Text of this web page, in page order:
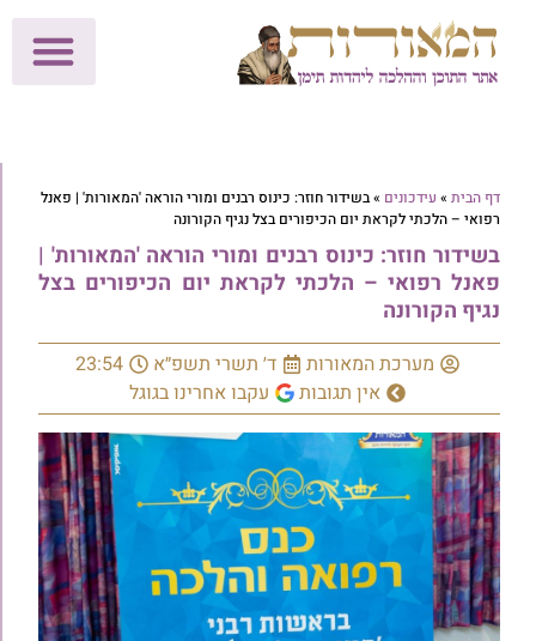
דף הבית » עידכונים »בשידור חוזר: כינוס רבנים ומורי הוראה 'המאורות' | פאנל
רפואי – הלכתי לקראת יום הכיפורים בצל נגיף הקורונה
בשידור חוזר: כינוס רבנים ומורי הוראה 'המאורות' |
פאנל רפואי – הלכתי לקראת יום הכיפורים בצל
נגיף הקורונה
מערכת המאורות ד׳ תשרי תשפ״א
23:54
אין תגובות
עקבו אחרינו בגוגל